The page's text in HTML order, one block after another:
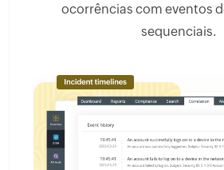
ocorrências com eventos
sequenciais.